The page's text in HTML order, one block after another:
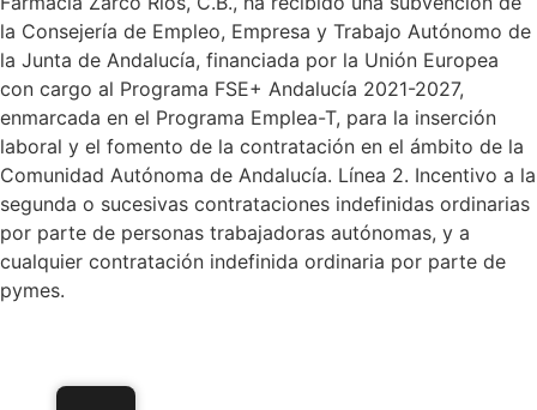
la Consejería de Empleo, Empresa y Trabajo Autónomo de
la Junta de Andalucía, financiada por la Unión Europea
con cargo al Programa FSE+ Andalucía 2021-2027,
enmarcada en el Programa Emplea-T, para la inserción
laboral y el fomento de la contratación en el ámbito de la
Comunidad Autónoma de Andalucía. Línea 2. Incentivo a la
segunda o sucesivas contrataciones indefinidas ordinarias
por parte de personas trabajadoras autónomas, y a
cualquier contratación indefinida ordinaria por parte de
pymes.